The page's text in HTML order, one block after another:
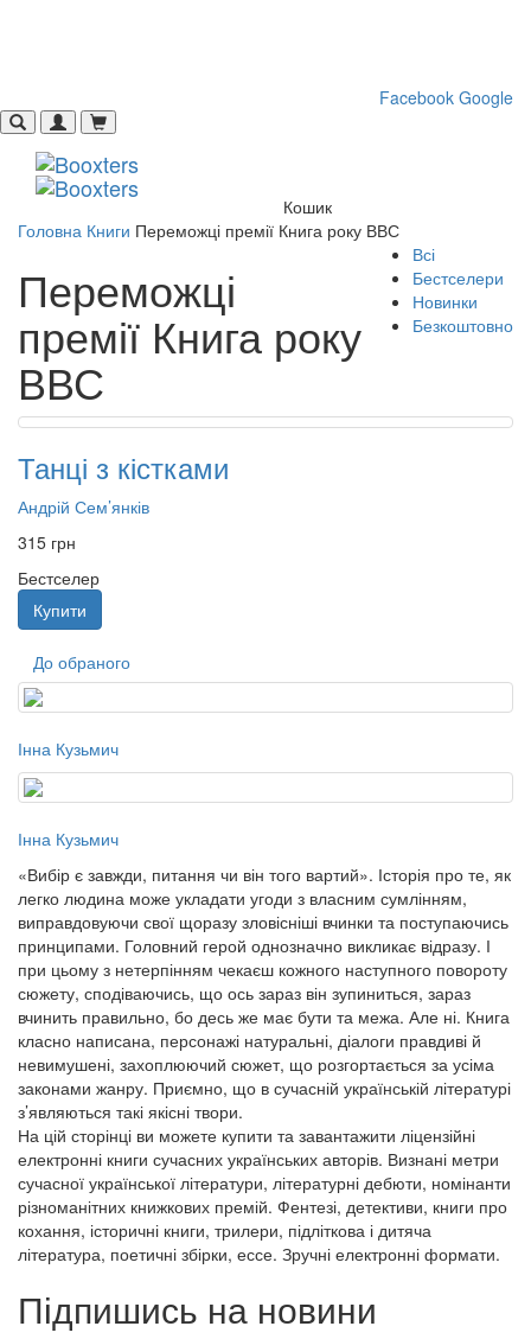
Facebook Google
Кошик
Головна Книги Переможці премії Книга року ВВС
Всі
Бестселери
Новинки
Безкоштовно
Переможці
премії Книга року
ВВС
Танці з кістками
Андрій Сем’янків
315 грн
Бестселер
Купити
До обраного
Інна Кузьмич
Інна Кузьмич
«Вибір є завжди, питання чи він того вартий». Історія про те, як
легко людина може укладати угоди з власним сумлінням,
виправдовуючи свої щоразу зловісніші вчинки та поступаючись
принципами. Головний герой однозначно викликає відразу. І
при цьому з нетерпінням чекаєш кожного наступного повороту
сюжету, сподіваючись, що ось зараз він зупиниться, зараз
вчинить правильно, бо десь же має бути та межа. Але ні. Книга
класно написана, персонажі натуральні, діалоги правдиві й
невимушені, захоплюючий сюжет, що розгортається за усіма
законами жанру. Приємно, що в сучасній українській літературі
з’являються такі якісні твори.
На цій сторінці ви можете купити та завантажити ліцензійні
електронні книги сучасних українських авторів. Визнані метри
сучасної української літератури, літературні дебюти, номінанти
різноманітних книжкових премій. Фентезі, детективи, книги про
кохання, історичні книги, трилери, підліткова і дитяча
література, поетичні збірки, ессе. Зручні електронні формати.
Підпишись на новини